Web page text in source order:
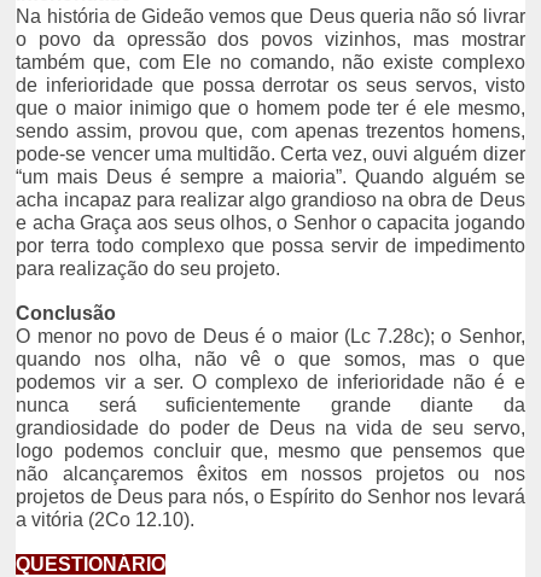
Na história de Gideão vemos que Deus queria não só livrar
o povo da opressão dos povos vizinhos, mas mostrar
também que, com Ele no comando, não existe complexo
de inferioridade que possa derrotar os seus servos, visto
que o maior inimigo que o homem pode ter é ele mesmo,
sendo assim, provou que, com apenas trezentos homens,
pode-se vencer uma multidão. Certa vez, ouvi alguém dizer
“um mais Deus é sempre a maioria”. Quando alguém se
acha incapaz para realizar algo grandioso na obra de Deus
e acha Graça aos seus olhos, o Senhor o capacita jogando
por terra todo complexo que possa servir de impedimento
para realização do seu projeto.
Conclusão
O menor no povo de Deus é o maior (Lc 7.28c); o Senhor,
quando nos olha, não vê o que somos, mas o que
podemos vir a ser. O complexo de inferioridade não é e
nunca será suficientemente grande diante da
grandiosidade do poder de Deus na vida de seu servo,
logo podemos concluir que, mesmo que pensemos que
não alcançaremos êxitos em nossos projetos ou nos
projetos de Deus para nós, o Espírito do Senhor nos levará
a vitória (2Co 12.10).
QUESTIONÁRIO